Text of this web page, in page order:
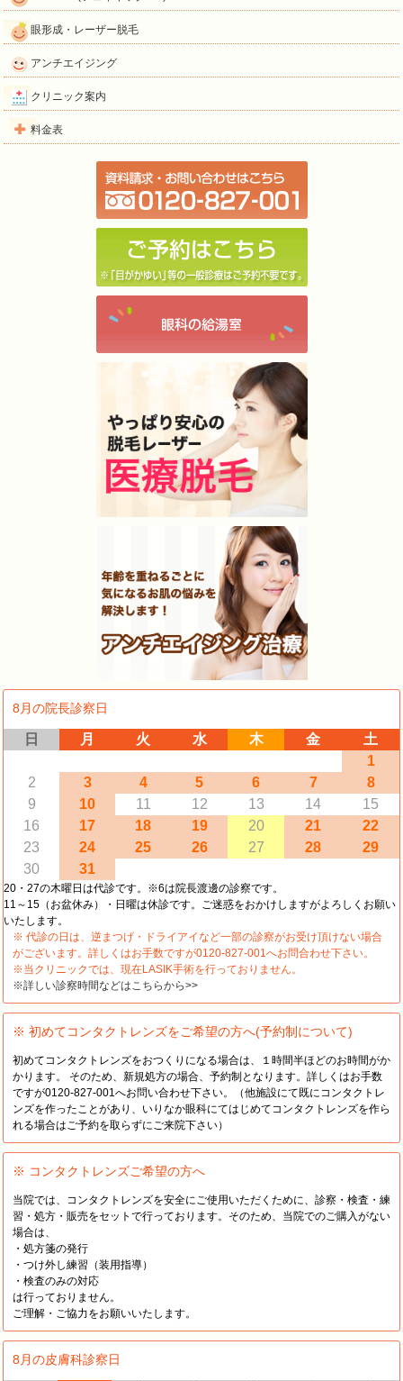
眼形成・レーザー脱毛
アンチエイジング
クリニック案内
料金表
8月の院長診察日
日 月 火 水 木 金
土
1
2
3 4 5 6 7
8
9
10 11 12 13 14
15
16
17 18 19 20 21
22
23
24 25 26 27 28
29
30
31
20・27の木曜日は代診です。※6は院長渡邊の診察です。
11～15（お盆休み）・日曜は休診です。ご迷惑をおかけしますがよろしくお願い
いたします。
※ 代診の日は、逆まつげ・ドライアイなど一部の診察がお受け頂けない場合
がございます。詳しくはお手数ですが0120-827-001へお問合わせ下さい。
※当クリニックでは、現在LASIK手術を行っておりません。
※詳しい診察時間などはこちらから>>
※ 初めてコンタクトレンズをご希望の方へ(予約制について)
初めてコンタクトレンズをおつくりになる場合は、１時間半ほどのお時間がか
かります。 そのため、新規処方の場合、予約制となります。詳しくはお手数
ですが0120-827-001へお問い合わせ下さい。（他施設にて既にコンタクトレ
ンズを作ったことがあり、いりなか眼科にてはじめてコンタクトレンズを作ら
れる場合はご予約を取らずにご来院下さい）
※ コンタクトレンズご希望の方へ
当院では、コンタクトレンズを安全にご使用いただくために、診察・検査・練
習・処方・販売をセットで行っております。そのため、当院でのご購入がない
場合は、
・処方箋の発行
・つけ外し練習（装用指導）
・検査のみの対応
は行っておりません。
ご理解・ご協力をお願いいたします。
8月の皮膚科診察日